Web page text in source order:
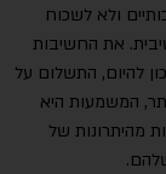
ולא לשכוח
את החשיבות
להיום, התשלום על
המשמעות היא
מהיתרונות של